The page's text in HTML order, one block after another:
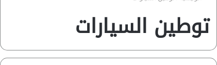
توطين السيارات